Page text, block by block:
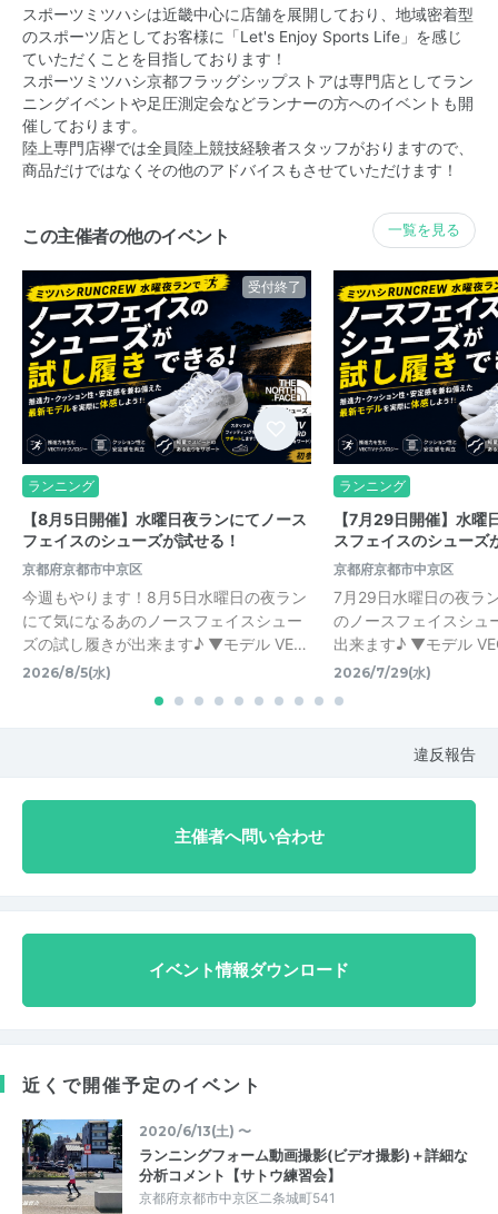
スポーツミツハシは近畿中心に店舗を展開しており、地域密着型
のスポーツ店としてお客様に「Let's Enjoy Sports Life」を感じ
ていただくことを目指しております！
スポーツミツハシ京都フラッグシップストアは専門店としてラン
ニングイベントや足圧測定会などランナーの方へのイベントも開
催しております。
陸上専門店襷では全員陸上競技経験者スタッフがおりますので、
商品だけではなくその他のアドバイスもさせていただけます！
この主催者の他のイベント 一覧を見る
受付終了
ランニング
【8月5日開催】水曜日夜ランにてノース
フェイスのシューズが試せる！
京都府京都市中京区
今週もやります！8月5日水曜日の夜ラン
にて気になるあのノースフェイスシュー
ズの試し履きが出来ます♪ ▼モデル VE…
2026/8/5(水)
ランニング
【7月29日開催】水曜
スフェイスのシューズ
京都府京都市中京区
7月29日水曜日の夜ラ
のノースフェイスシュ
出来ます♪ ▼モデル
2026/7/29(水)
違反報告
主催者へ問い合わせ
イベント情報ダウンロード
近くで開催予定のイベント
2020/6/13(土) 〜
ランニングフォーム動画撮影(ビデオ撮影)＋詳細な
分析コメント【サトウ練習会】
京都府京都市中京区二条城町541